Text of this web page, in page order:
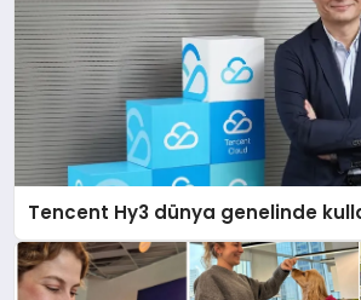
Tencent Hy3 dünya genelinde